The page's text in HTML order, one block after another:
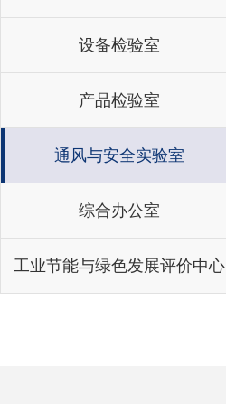
设备检验室
产品检验室
通风与安全实验室
综合办公室
工业节能与绿色发展评价中心